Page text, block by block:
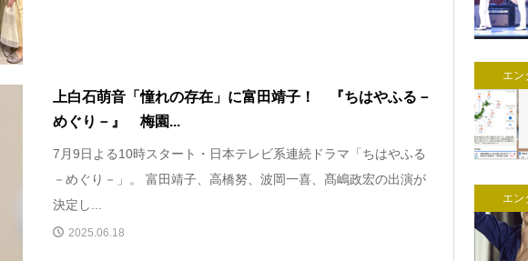
上白石萌音「憧れの存在」に富田靖子！ 『ちはやふる－
めぐり－』 梅園...
7月9日よる10時スタート・日本テレビ系連続ドラマ「ちはやふる
－めぐり－」。 富田靖子、高橋努、波岡一喜、髙嶋政宏の出演が
決定し...
2025.06.18
エン
エン